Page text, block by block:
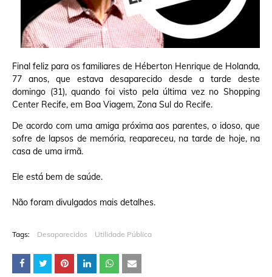
Final feliz para os familiares de Héberton Henrique de Holanda,
77 anos, que estava desaparecido desde a tarde deste
domingo (31), quando foi visto pela última vez no Shopping
Center Recife, em Boa Viagem, Zona Sul do Recife.
De acordo com uma amiga próxima aos parentes, o idoso, que
sofre de lapsos de memória, reapareceu, na tarde de hoje, na
casa de uma irmã.
Ele está bem de saúde.
Não foram divulgados mais detalhes.
Tags: Desaparecidos Utilidade Pública